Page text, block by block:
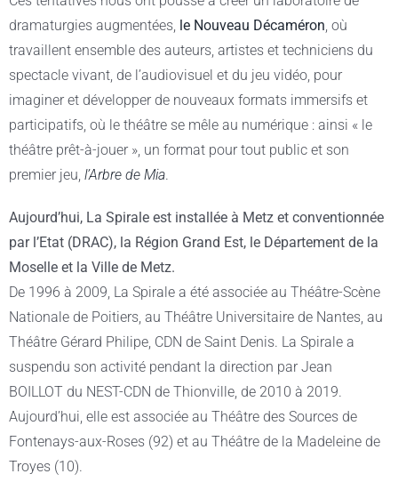
dramaturgies augmentées, le Nouveau Décaméron, où
travaillent ensemble des auteurs, artistes et techniciens du
spectacle vivant, de l’audiovisuel et du jeu vidéo, pour
imaginer et développer de nouveaux formats immersifs et
participatifs, où le théâtre se mêle au numérique : ainsi « le
théâtre prêt-à-jouer », un format pour tout public et son
premier jeu, l’Arbre de Mia.
Aujourd’hui, La Spirale est installée à Metz et conventionnée
par l’Etat (DRAC), la Région Grand Est, le Département de la
Moselle et la Ville de Metz.
De 1996 à 2009, La Spirale a été associée au Théâtre-Scène
Nationale de Poitiers, au Théâtre Universitaire de Nantes, au
Théâtre Gérard Philipe, CDN de Saint Denis. La Spirale a
suspendu son activité pendant la direction par Jean
BOILLOT du NEST-CDN de Thionville, de 2010 à 2019.
Aujourd’hui, elle est associée au Théâtre des Sources de
Fontenays-aux-Roses (92) et au Théâtre de la Madeleine de
Troyes (10).